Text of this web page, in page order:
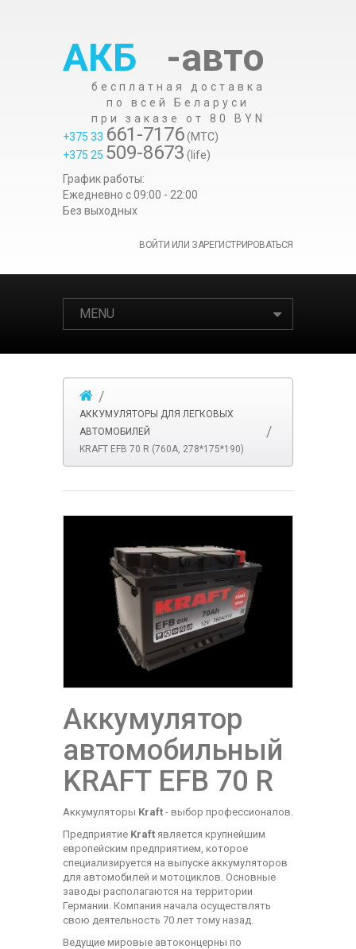
АКБ -авто
бесплатная доставка
по всей Беларуси
при заказе от 80 BYN
+375 33 661-7176(МТС)
+375 25 509-8673 (life)
График работы:
Ежедневно c 09:00 - 22:00
Без выходных
ВОЙТИ ИЛИ ЗАРЕГИСТРИРОВАТЬСЯ
MENU
АККУМУЛЯТОРЫ ДЛЯ ЛЕГКОВЫХ
АВТОМОБИЛЕЙ
KRAFT EFB 70 R (760A, 278*175*190)
Аккумулятор
автомобильный
KRAFT EFB 70 R
Аккумуляторы Kraft - выбор профессионалов.
Предприятие Kraft является крупнейшим
европейским предприятием, которое
специализируется на выпуске аккумуляторов
для автомобилей и мотоциклов. Основные
заводы располагаются на территории
Германии. Компания начала осуществлять
свою деятельность 70 лет тому назад.
Ведущие мировые автоконцерны по